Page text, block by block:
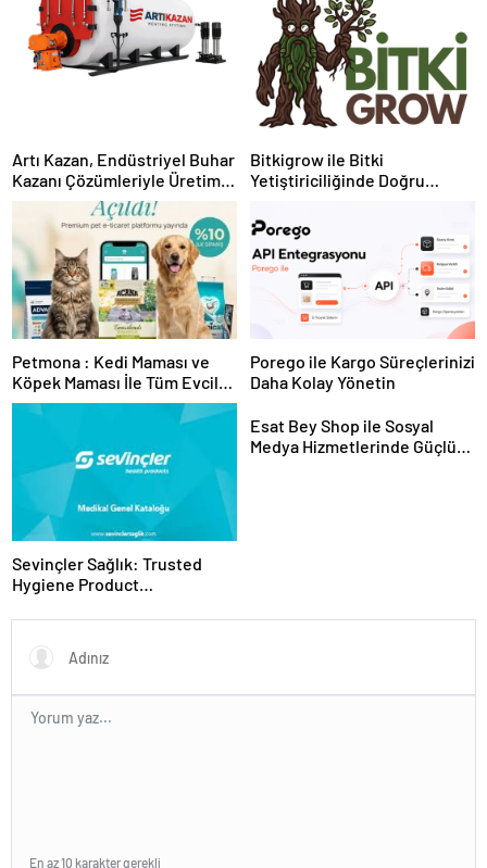
Artı Kazan, Endüstriyel Buhar
Kazanı Çözümleriyle Üretim
Tesislerine Verimli Sistemler
Sunuyor
Bitkigrow ile Bitki
Yetiştiriciliğinde Doğru
Petmona : Kedi Maması ve
Köpek Maması İle Tüm Evcil
Hayvan Ürünleri
Porego ile Kargo Süreçlerinizi
Daha Kolay Yönetin
Sevinçler Sağlık: Trusted
Hygiene Product
Esat Bey Shop ile Sosyal
Medya Hizmetlerinde Güçlü
En az 10 karakter gerekli